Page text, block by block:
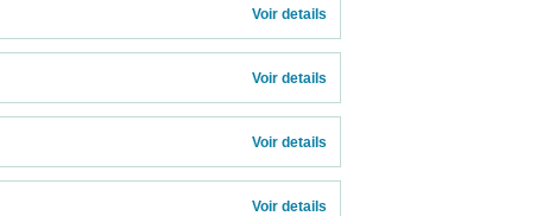
Voir details
Voir details
Voir details
Voir details